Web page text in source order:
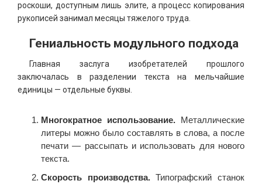
роскоши, доступным лишь элите, а процесс копирования
рукописей занимал месяцы тяжелого труда.
Гениальность модульного подхода
Главная заслуга изобретателей прошлого
заключалась в разделении текста на мельчайшие
единицы — отдельные буквы.
Многократное использование. Металлические
литеры можно было составлять в слова, а после
печати — рассыпать и использовать для нового
текста.
Скорость производства.Типографский станок